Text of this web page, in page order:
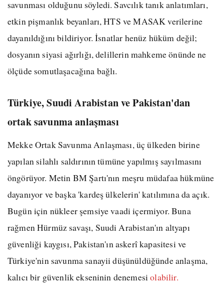
savunması olduğunu söyledi. Savcılık tanık anlatımları,
etkin pişmanlık beyanları, HTS ve MASAK verilerine
dayanıldığını bildiriyor. İsnatlar henüz hüküm değil;
dosyanın siyasi ağırlığı, delillerin mahkeme önünde ne
ölçüde somutlaşacağına bağlı.
Türkiye, Suudi Arabistan ve Pakistan'dan
ortak savunma anlaşması
Mekke Ortak Savunma Anlaşması, üç ülkeden birine
yapılan silahlı saldırının tümüne yapılmış sayılmasını
öngörüyor. Metin BM Şartı'nın meşru müdafaa hükmüne
dayanıyor ve başka 'kardeş ülkelerin' katılımına da açık.
Bugün için nükleer şemsiye vaadi içermiyor. Buna
rağmen Hürmüz savaşı, Suudi Arabistan'ın altyapı
güvenliği kaygısı, Pakistan'ın askerî kapasitesi ve
Türkiye'nin savunma sanayii düşünüldüğünde anlaşma,
kalıcı bir güvenlik ekseninin denemesiolabilir.